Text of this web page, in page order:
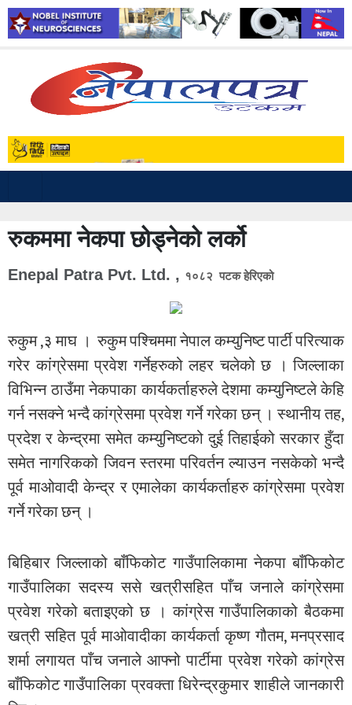
रुकममा नेकपा छोड्नेको लर्को
Enepal Patra Pvt. Ltd. ,१०८२ पटक हेरिएको
रुकुम ,३ माघ । रुकुम पश्चिममा नेपाल कम्युनिष्ट पार्टी परित्याक
गरेर कांग्रेसमा प्रवेश गर्नेहरुको लहर चलेको छ । जिल्लाका
विभिन्न ठाउँमा नेकपाका कार्यकर्ताहरुले देशमा कम्युनिष्टले केहि
गर्न नसक्ने भन्दै कांग्रेसमा प्रवेश गर्ने गरेका छन् । स्थानीय तह,
प्रदेश र केन्द्रमा समेत कम्युनिष्टको दुई तिहाईको सरकार हुँदा समेत
नागरिकको जिवन स्तरमा परिवर्तन ल्याउन नसकेको भन्दै पूर्व
माओवादी केन्द्र र एमालेका कार्यकर्ताहरु कांग्रेसमा प्रवेश गर्ने
गरेका छन् ।
बिहिबार जिल्लाको बाँफिकोट गाउँपालिकामा नेकपा बाँफिकोट
गाउँपालिका सदस्य ससे खत्रीसहित पाँच जनाले कांग्रेसमा प्रवेश
गरेको बताइएको छ । कांग्रेस गाउँपालिकाको बैठकमा खत्री सहित
पूर्व माओवादीका कार्यकर्ता कृष्ण गौतम, मनप्रसाद शर्मा लगायत
पाँच जनाले आफ्नो पार्टीमा प्रवेश गरेको कांग्रेस बाँफिकोट
गाउँपालिका प्रवक्ता धिरेन्द्रकुमार शाहीले जानकारी दिए ।